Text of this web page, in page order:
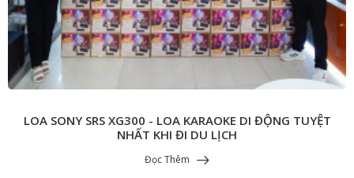
LOA SONY SRS XG300 - LOA KARAOKE DI ĐỘNG TUYỆT
NHẤT KHI ĐI DU LỊCH
Đọc Thêm